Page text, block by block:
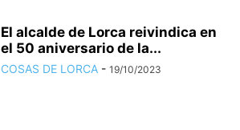
El alcalde de Lorca reivindica en
el 50 aniversario de la...
COSAS DE LORCA - 19/10/2023